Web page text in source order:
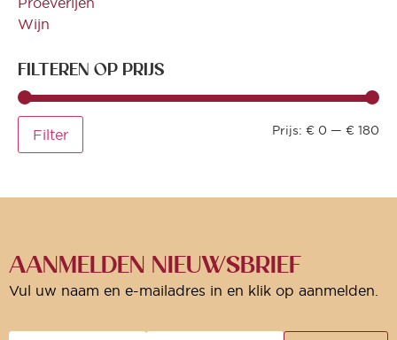
Wijn
FILTEREN OP PRIJS
Filter Prijs: € 0 — € 180
AANMELDEN NIEUWSBRIEF
Vul uw naam en e-mailadres in en klik op aanmelden.